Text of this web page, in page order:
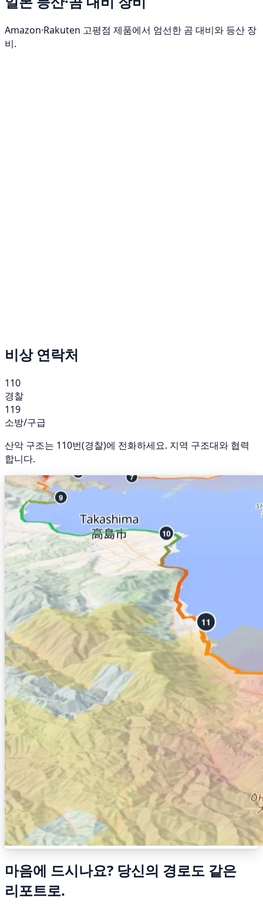
Amazon·Rakuten 고평점 제품에서 엄선한 곰 대비와 등산 장
비.
비상 연락처
110
경찰
119
소방/구급
산악 구조는 110번(경찰)에 전화하세요. 지역 구조대와 협력
합니다.
마음에 드시나요? 당신의 경로도 같은
리포트로.